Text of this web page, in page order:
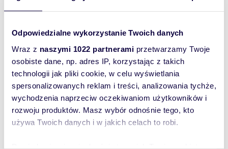
Odpowiedzialne wykorzystanie Twoich danych
Wraz z naszymi 1022 partnerami przetwarzamy Twoje
osobiste dane, np. adres IP, korzystając z takich
technologii jak pliki cookie, w celu wyświetlania
spersonalizowanych reklam i treści, analizowania tychże,
wychodzenia naprzeciw oczekiwaniom użytkowników i
rozwoju produktów. Masz wybór odnośnie tego, kto
używa Twoich danych i w jakich celach to robi.
Bemowo
Warszawa
ulica:Drogomilska
Podobne oferty w tej lokalizacji